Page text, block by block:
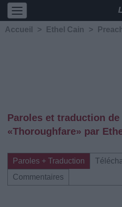
Accueil > Ethel Cain >
Paroles et traduction
«Thoroughfare» par
Paroles + Traduction
Commentaires